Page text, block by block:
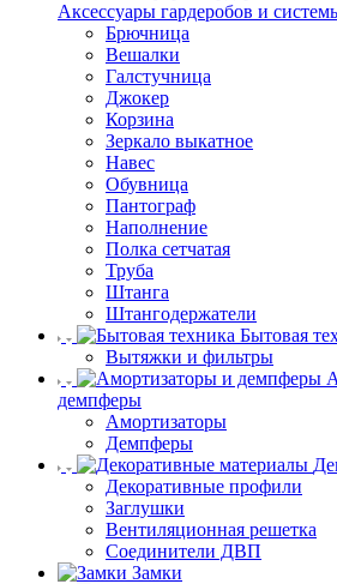
Аксессуары гардеробов и
Брючница
Вешалки
Галстучница
Джокер
Корзина
Зеркало выкатное
Навес
Обувница
Пантограф
Наполнение
Полка сетчатая
Труба
Штанга
Штангодержатели
Бытовая
Вытяжки и фильтры
демпферы
Амортизаторы
Демпферы
Декоративные профили
Заглушки
Вентиляционная решетка
Соединители ДВП
Замки